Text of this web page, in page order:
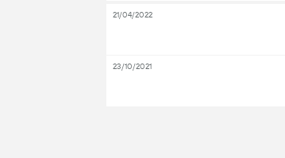
21/04/2022
23/10/2021